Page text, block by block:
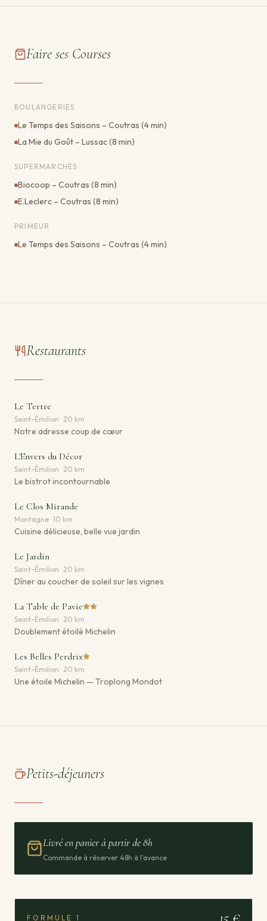
Faire ses Courses
BOULANGERIES
Le Temps des Saisons – Coutras (4 min)
La Mie du Goût – Lussac (8 min)
SUPERMARCHÉS
Biocoop – Coutras (8 min)
E.Leclerc – Coutras (8 min)
PRIMEUR
Le Temps des Saisons – Coutras (4 min)
Restaurants
Le Tertre
Saint-Émilion · 20 km
Notre adresse coup de cœur
L'Envers du Décor
Saint-Émilion · 20 km
Le bistrot incontournable
Le Clos Mirande
Montagne · 10 km
Cuisine délicieuse, belle vue jardin
Le Jardin
Saint-Émilion · 20 km
Dîner au coucher de soleil sur les vignes
La Table de Pavie
Saint-Émilion · 20 km
Doublement étoilé Michelin
Les Belles Perdrix
Saint-Émilion · 20 km
Une étoile Michelin — Troplong Mondot
Petits-déjeuners
Livré en panier à partir de 8h
Commande à réserver 48h à l'avance
FORMULE 1